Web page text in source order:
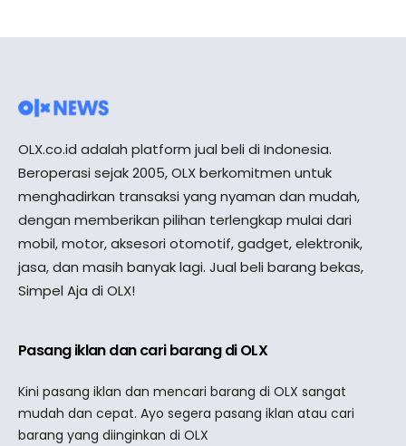
OLX.co.id adalah platform jual beli di Indonesia.
Beroperasi sejak 2005, OLX berkomitmen untuk
menghadirkan transaksi yang nyaman dan mudah,
dengan memberikan pilihan terlengkap mulai dari
mobil, motor, aksesori otomotif, gadget, elektronik,
jasa, dan masih banyak lagi. Jual beli barang bekas,
Simpel Aja di OLX!
Pasang iklan dan cari barang di OLX
Kini pasang iklan dan mencari barang di OLX sangat
mudah dan cepat. Ayo segera pasang iklan atau cari
barang yang diinginkan di OLX